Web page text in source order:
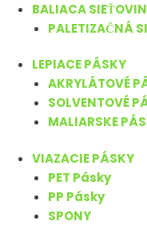
BALIACA
PALETIZAČNÁ
LEPIACE PÁSKY
AKRYLÁTOVÉ
SOLVENTOVÉ
MALIARSKE
VIAZACIE PÁSKY
PET Pásky
PP Pásky
SPONY